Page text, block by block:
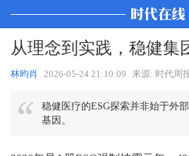
从理念到实践，稳健集
林昀肖 2026-05-24 21:10:09 来源: 时代周
稳健医疗的ESG探索并非始于外
基因。